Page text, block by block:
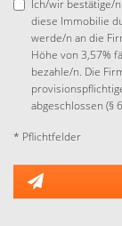
Ich/wir bestätige/
diese Immobilie
werde/n an die
Höhe von 3,57%
bezahle/n. Die
abgeschlossen (§
* Pflichtfelder